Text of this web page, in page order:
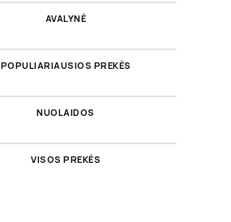
AVALYNĖ
POPULIARIAUSIOS PREKĖS
NUOLAIDOS
VISOS PREKĖS